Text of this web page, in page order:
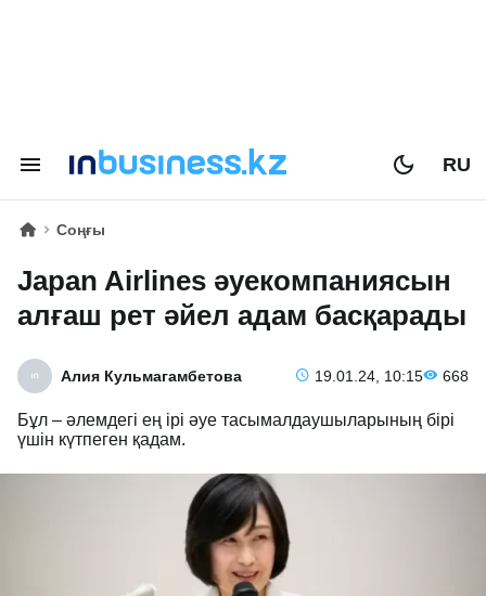
RU
Соңғы
Japan Airlines әуекомпаниясын
алғаш рет әйел адам басқарады
Алия Кульмагамбетова 19.01.24, 10:15 668
Бұл – әлемдегі ең ірі әуе тасымалдаушыларының бірі
үшін күтпеген қадам.